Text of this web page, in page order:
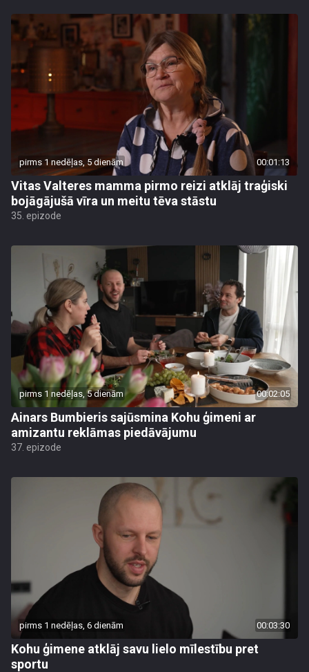
pirms 1 nedēļas, 5 dienām 00:01:13
Vitas Valteres mamma pirmo reizi atklāj traģiski
bojāgājušā vīra un meitu tēva stāstu
35. epizode
pirms 1 nedēļas, 5 dienām 00:02:05
Ainars Bumbieris sajūsmina Kohu ģimeni ar
amizantu reklāmas piedāvājumu
37. epizode
pirms 1 nedēļas, 6 dienām 00:03:30
Kohu ģimene atklāj savu lielo mīlestību pret
sportu